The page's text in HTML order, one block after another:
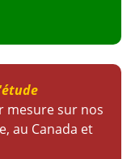
mesure sur nos
au Canada et